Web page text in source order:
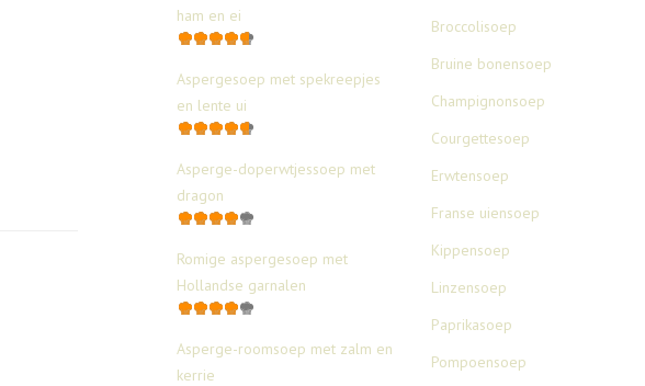
ham en ei
Aspergesoep met spekreepjes
en lente ui
Asperge-doperwtjessoep met
dragon
Romige aspergesoep met
Hollandse garnalen
Asperge-roomsoep met zalm en
kerrie
Broccolisoep
Bruine bonensoep
Champignonsoep
Courgettesoep
Erwtensoep
Franse uiensoep
Kippensoep
Linzensoep
Paprikasoep
Pompoensoep